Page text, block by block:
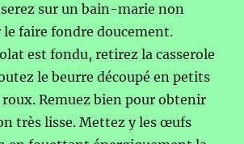
sur un bain-marie non
faire fondre doucement.
est fondu, retirez la casserole
le beurre découpé en petits
roux. Remuez bien pour obtenir
très lisse. Mettez y les œufs